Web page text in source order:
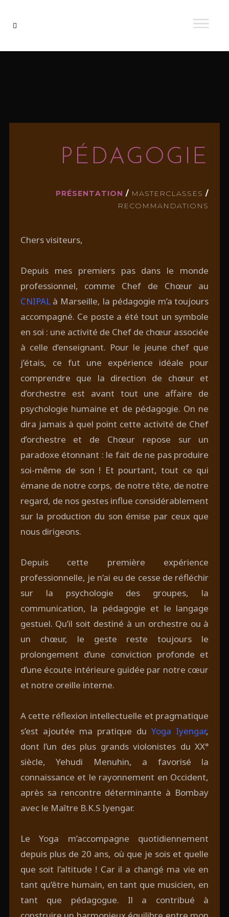
PÉDAGOGIE
PRÉSENTATION / MASTERCLASSES /
RECOMMANDATIONS
Chers visiteurs,
Depuis mes premiers pas dans le monde
professionnel, comme Chef de Chœur au
CNIPALà Marseille, la pédagogie m’a toujours
accompagné. Ce poste a été tout un symbole
en soi : une activité de Chef de chœur associée
à celle d’enseignant. Pour le jeune chef que
j’étais, ce fut une expérience idéale pour
comprendre que la direction de chœur et
d’orchestre est avant tout une affaire de
psychologie humaine et de pédagogie. On ne
dira jamais à quel point cette activité de Chef
d’orchestre et de Chœur repose sur un
paradoxe étonnant : le fait de ne pas produire
soi-même de son ! Et pourtant, tout ce qui
émane de notre corps, de notre tête, de notre
regard, de nos gestes influe considérablement
sur la production du son émise par ceux que
nous dirigeons.
Depuis cette première expérience
professionnelle, je n’ai eu de cesse de réfléchir
sur la psychologie des groupes, la
communication, la pédagogie et le langage
gestuel. Qu’il soit destiné à un orchestre ou à
un chœur, le geste reste toujours le
prolongement d’une conviction profonde et
d’une écoute intérieure guidée par notre cœur
et notre oreille interne.
A cette réflexion intellectuelle et pragmatique
s’est ajoutée ma pratique duYoga Iyengar,
dont l’un des plus grands violonistes du XX°
siècle, Yehudi Menuhin, a favorisé la
connaissance et le rayonnement en Occident,
après sa rencontre déterminante à Bombay
avec le Maître B.K.S Iyengar.
Le Yoga m’accompagne quotidiennement
depuis plus de 20 ans, où que je sois et quelle
que soit l’altitude ! Car il a changé ma vie en
tant qu’être humain, en tant que musicien, en
tant que pédagogue. Il a contribué à